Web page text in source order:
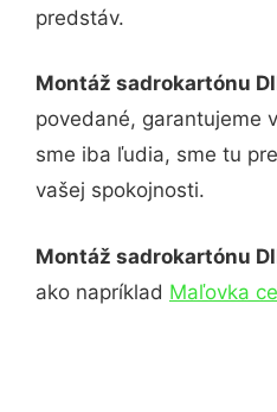
predstáv.
Montáž sadrokartónu
povedané, garantujeme
sme iba ľudia, sme tu
vašej spokojnosti.
Montáž sadrokartónu
ako napríklad Maľovka